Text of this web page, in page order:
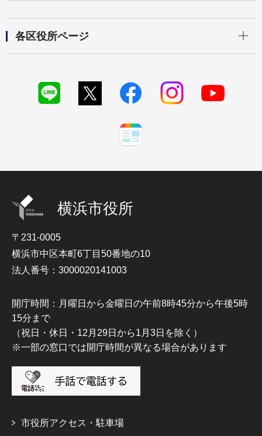
各区役所ページ
横浜市役所
〒231-0005
横浜市中区本町6丁目50番地の10
法人番号：3000020141003
開庁時間：月曜日から金曜日の午前8時45分から午後5時
15分まで
（祝日・休日・12月29日から1月3日を除く）
※一部の窓口では開庁時間が異なる場合があります
市役所アクセス・駐車場